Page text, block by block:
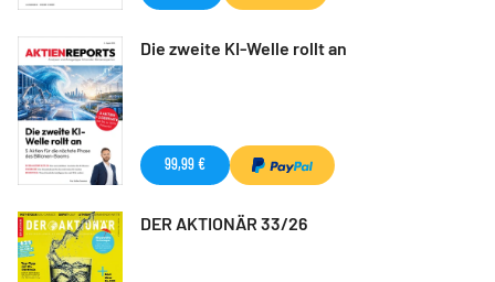
Die zweite KI-Welle rollt an
99,99 €
DER AKTIONÄR 33/26